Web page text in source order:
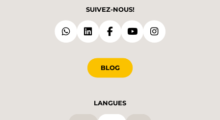
SUIVEZ-NOUS!
BLOG
LANGUES